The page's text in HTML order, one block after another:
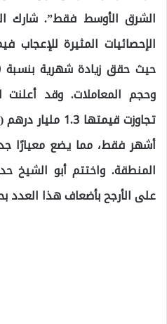
الشرق الأوسط فقط”. شارك
وحجم المعاملات. وقد
أشهر فقط، مما يضع معيارًا
المنطقة. واختتم أبو الشيخ
على الأرجح بأضعاف هذا العدد